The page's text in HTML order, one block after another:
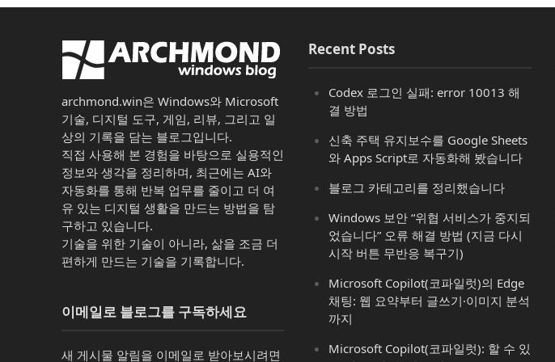
archmond.win은 Windows와 Microsoft
기술, 디지털 도구, 게임, 리뷰, 그리고 일
상의 기록을 담는 블로그입니다.
직접 사용해 본 경험을 바탕으로 실용적인
정보와 생각을 정리하며, 최근에는 AI와
자동화를 통해 반복 업무를 줄이고 더 여
유 있는 디지털 생활을 만드는 방법을 탐
구하고 있습니다.
기술을 위한 기술이 아니라, 삶을 조금 더
편하게 만드는 기술을 기록합니다.
이메일로 블로그를 구독하세요
새 게시물 알림을 이메일로 받아보시려면
Recent Posts
Codex 로그인 실패: error 10013 해
결 방법
신축 주택 유지보수를 Google Sheets
와 Apps Script로 자동화해 봤습니다
블로그 카테고리를 정리했습니다
Windows 보안 “위협 서비스가 중지되
었습니다” 오류 해결 방법 (지금 다시
시작 버튼 무반응 복구기)
Microsoft Copilot(코파일럿)의 Edge
채팅: 웹 요약부터 글쓰기·이미지 분석
까지
Microsoft Copilot(코파일럿): 할 수 있